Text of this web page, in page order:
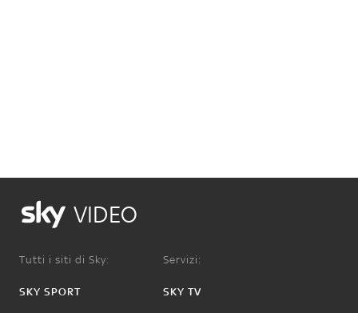
VIDEO
Tutti i siti di Sky:
SKY SPORT
Servizi:
SKY TV